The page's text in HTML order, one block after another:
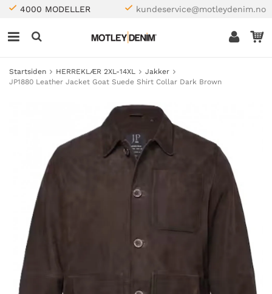
4000 MODELLER kundeservice@motleydenim.no
Startsiden HERREKLÆR 2XL-14XL
Jakker
JP1880 Leather Jacket Goat Suede Shirt Collar Dark Brown